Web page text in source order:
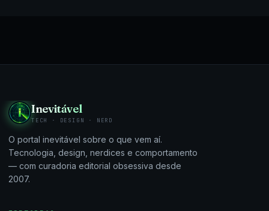
Inevitável
TECH · DESIGN · NERD
O portal inevitável sobre o que vem aí.
Tecnologia, design, nerdices e comportamento
— com curadoria editorial obsessiva desde
2007.